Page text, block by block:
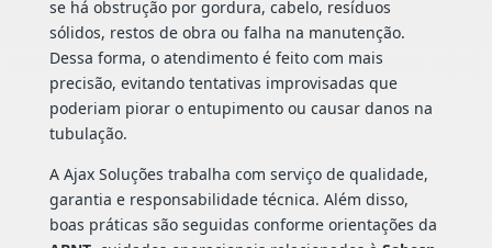
se há obstrução por gordura, cabelo, resíduos
sólidos, restos de obra ou falha na manutenção.
Dessa forma, o atendimento é feito com mais
precisão, evitando tentativas improvisadas que
poderiam piorar o entupimento ou causar danos na
tubulação.
A Ajax Soluções trabalha com serviço de qualidade,
garantia e responsabilidade técnica. Além disso,
boas práticas são seguidas conforme orientações da